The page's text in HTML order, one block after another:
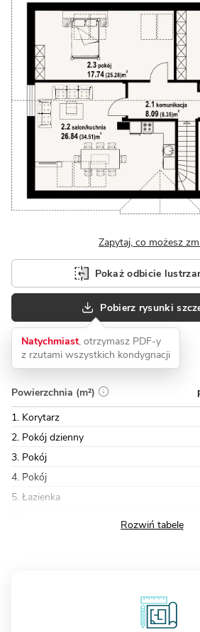
Zapytaj, co możesz
Pokaż odbicie
Pobierz rysunki
Natychmiast, otrzymasz PDF-y
z rzutami wszystkich kondygnacji
Powierzchnia (m²)
1. Korytarz
2. Pokój dzienny
3. Pokój
4. Pokój
5. Łazienka